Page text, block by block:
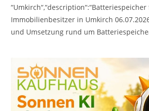
Immobilienbesitzer in Umkirch
und Umsetzung rund um